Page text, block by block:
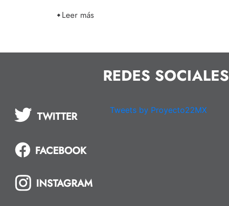
Leer más
REDES SOCIALES
TWITTER
FACEBOOK
INSTAGRAM
Tweets by Proyecto22MX